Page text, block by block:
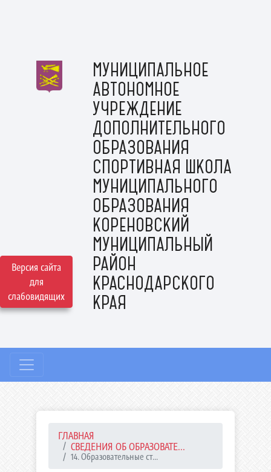
Версия сайта
для
слабовидящих
МУНИЦИПАЛЬНОЕ
АВТОНОМНОЕ
УЧРЕЖДЕНИЕ
ДОПОЛНИТЕЛЬНОГО
ОБРАЗОВАНИЯ
СПОРТИВНАЯ ШКОЛА
МУНИЦИПАЛЬНОГО
ОБРАЗОВАНИЯ
КОРЕНОВСКИЙ
МУНИЦИПАЛЬНЫЙ
РАЙОН
КРАСНОДАРСКОГО
КРАЯ
ГЛАВНАЯ
СВЕДЕНИЯ ОБ ОБРАЗОВАТЕ...
14. Образовательные ст...